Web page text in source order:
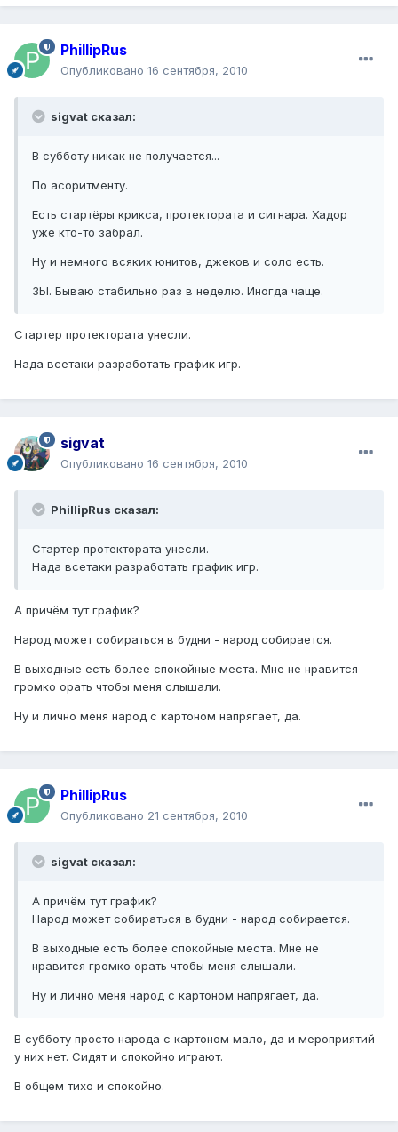
PhillipRus
Опубликовано 16 сентября, 2010
sigvat сказал:
В субботу никак не получается...
По асоритменту.
Есть стартёры крикса, протектората и сигнара. Хадор
уже кто-то забрал.
Ну и немного всяких юнитов, джеков и соло есть.
ЗЫ. Бываю стабильно раз в неделю. Иногда чаще.
Стартер протектората унесли.
Нада всетаки разработать график игр.
sigvat
Опубликовано 16 сентября, 2010
PhillipRus сказал:
Стартер протектората унесли.
Нада всетаки разработать график игр.
А причём тут график?
Народ может собираться в будни - народ собирается.
В выходные есть более спокойные места. Мне не нравится
громко орать чтобы меня слышали.
Ну и лично меня народ с картоном напрягает, да.
PhillipRus
Опубликовано 21 сентября, 2010
sigvat сказал:
А причём тут график?
Народ может собираться в будни - народ собирается.
В выходные есть более спокойные места. Мне не
нравится громко орать чтобы меня слышали.
Ну и лично меня народ с картоном напрягает, да.
В субботу просто народа с картоном мало, да и мероприятий
у них нет. Сидят и спокойно играют.
В общем тихо и спокойно.